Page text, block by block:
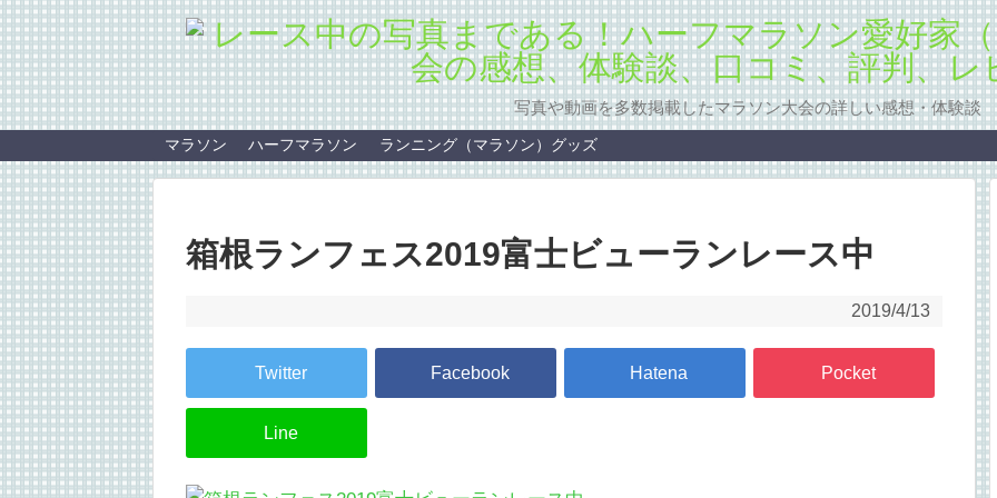
写真や動画を多数掲載したマラソン大会の詳しい感想・体験談
マラソン ハーフマラソン ランニング（マラソン）グッズ
箱根ランフェス2019富士ビューランレース中
2019/4/13